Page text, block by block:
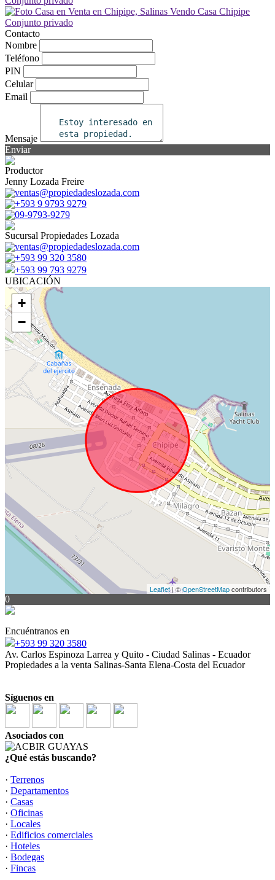
Contacto
Nombre
Teléfono
PIN
Celular
Email
Mensaje
Enviar
Productor
Jenny Lozada Freire
ventas@propiedadeslozada.com
+593 9 9793 9279
09-9793-9279
Sucursal Propiedades Lozada
ventas@propiedadeslozada.com
+593 99 320 3580
+593 99 793 9279
UBICACIÓN
+
−
Leaflet| ©OpenStreetMapcontributors
0
Encuéntranos en
+593 99 320 3580
Av. Carlos Espinoza Larrea y Quito - Ciudad Salinas - Ecuador
Propiedades a la venta Salinas-Santa Elena-Costa del Ecuador
Síguenos en
Asociados con
¿Qué estás buscando?
· Terrenos
· Departamentos
· Casas
· Oficinas
· Locales
· Edificios comerciales
· Hoteles
· Bodegas
· Fincas